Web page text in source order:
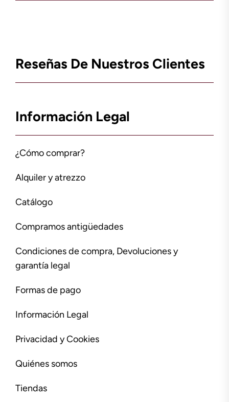
Reseñas De Nuestros Clientes
Información Legal
¿Cómo comprar?
Alquiler y atrezzo
Catálogo
Compramos antigüedades
Condiciones de compra, Devoluciones y
garantía legal
Formas de pago
Información Legal
Privacidad y Cookies
Quiénes somos
Tiendas